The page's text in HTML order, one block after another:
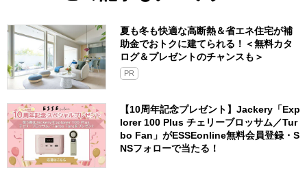
夏も冬も快適な高断熱＆省エネ住宅が補
助金でおトクに建てられる！＜無料カタ
ログ＆プレゼントのチャンスも＞
PR
【10周年記念プレゼント】Jackery「Exp
lorer 100 Plus チェリーブロッサム／Tur
bo Fan」がESSEonline無料会員登録・S
NSフォローで当たる！